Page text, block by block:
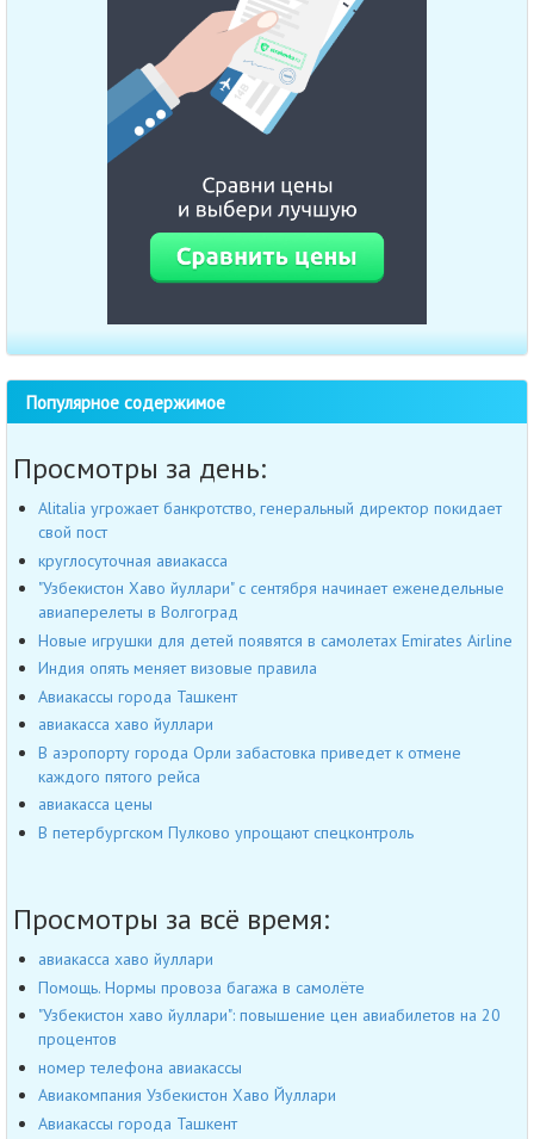
Популярное содержимое
Просмотры за день:
Alitalia угрожает банкротство, генеральный директор покидает
свой пост
круглосуточная авиакасса
"Узбекистон Хаво йуллари" с сентября начинает еженедельные
авиаперелеты в Волгоград
Новые игрушки для детей появятся в самолетах Emirates Airline
Индия опять меняет визовые правила
Авиакассы города Ташкент
авиакасса хаво йуллари
В аэропорту города Орли забастовка приведет к отмене
каждого пятого рейса
авиакасса цены
В петербургском Пулково упрощают спецконтроль
Просмотры за всё время:
авиакасса хаво йуллари
Помощь. Нормы провоза багажа в самолёте
"Узбекистон хаво йуллари": повышение цен авиабилетов на 20
процентов
номер телефона авиакассы
Авиакомпания Узбекистон Хаво Йуллари
Авиакассы города Ташкент